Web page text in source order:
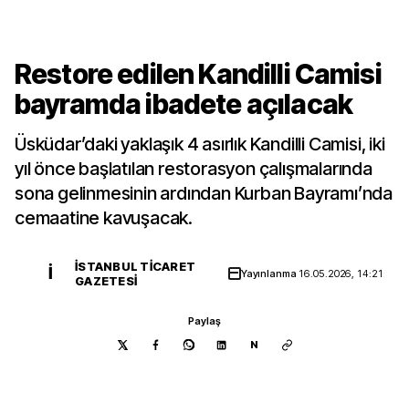
Restore edilen Kandilli Camisi
bayramda ibadete açılacak
Üsküdar’daki yaklaşık 4 asırlık Kandilli Camisi, iki
yıl önce başlatılan restorasyon çalışmalarında
sona gelinmesinin ardından Kurban Bayramı’nda
cemaatine kavuşacak.
İ
İSTANBUL TICARET
GAZETESI
Yayınlanma 16.05.2026, 14:21
Paylaş
N